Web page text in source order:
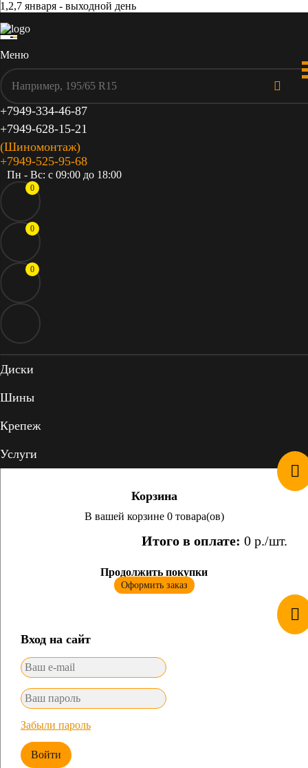
1,2,7 января - выходной день
Меню
+7949-334-46-87
+7949-628-15-21
(Шиномонтаж)
+7949-525-95-68
Пн - Вс: c 09:00 до 18:00
0
0
0
Диски
Шины
Крепеж
Услуги
Корзина
В вашей корзине 0 товара(ов)
Итого в оплате: 0 р./шт.
Продолжить покупки
Оформить заказ
Вход на сайт
Забыли пароль
Войти